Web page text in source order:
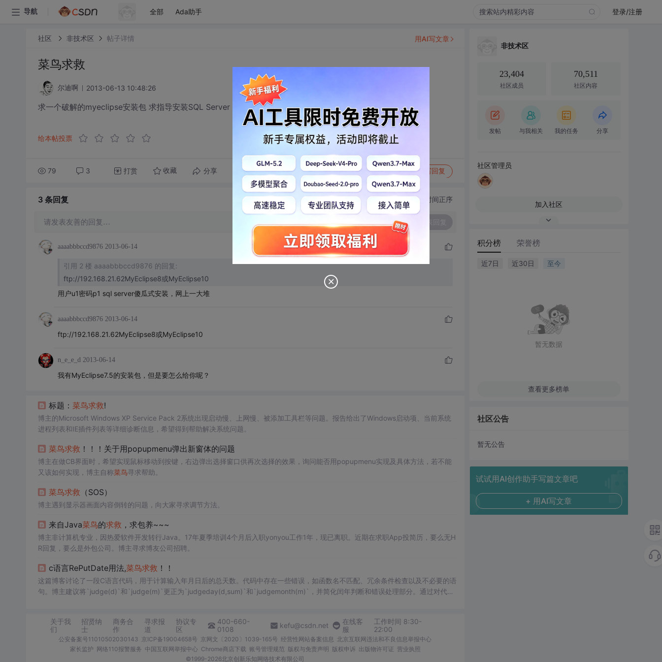
导航 全部 Ada助手 登录/注册
社区 非技术区 帖子详情
菜鸟求救
尔迪啊 2013-06-13 10:48:26
求一个破解的myeclipse安装包 求指导安装SQL Server 数据库
给本帖投票
79 3 打赏 收藏 分享 转发到动态 举报 写回复
用AI写文章
3 条回复 切换为时间正序
请发表友善的回复…
aaaabbbccd9876 2013-06-14
引用 2 楼 aaaabbbccd9876 的回复:
ftp://192.168.21.62MyEclipse8或MyEclipse10
用户u1密码p1 sql server傻瓜式安装，网上一大堆
aaaabbbccd9876 2013-06-14
ftp://192.168.21.62MyEclipse8或MyEclipse10
n_e_e_d 2013-06-14
我有MyEclipse7.5的安装包，但是要怎么给你呢？
标题： 菜鸟求救!
博主的Microsoft Windows XP Service Pack 2系统出现启动慢、上网慢、被添加工具栏等问题。报告给出了Windows启动项、当前系统
进程列表和IE插件列表等详细诊断信息，希望得到帮助解决系统问题。
菜鸟求救 ！！！关于用popupmenu弹出新窗体的问题
博主在做CB界面时，希望实现鼠标移动到按键，右边弹出选择窗口供再次选择的效果，询问能否用popupmenu实现及具体方法，若不能
又该如何实现，博主自称菜鸟寻求帮助。
菜鸟求救 （SOS）
博主遇到显示器画面内容倒转的问题，向大家寻求调节方法。
来自Java菜鸟的求救 ，求包养~~~
博主非计算机专业，因热爱软件开发转行Java。17年夏季培训4个月后入职yonyou工作1年，现已离职。近期在求职App投简历，要么无H
R回复，要么是外包公司。博主寻求博友公司招聘。
c语言RePutDate用法,菜鸟求救 ！！
这篇博客讨论了一段C语言代码，用于计算输入年月日后的总天数。代码中存在一些错误，如函数名不匹配、冗余条件检查以及不必要的语
句。博主建议将`judge(d)`和`judge(m)`更正为`judgeday(d,sum)`和`judgemonth(m)`，并简化闰年判断和错误处理部分。通过对代码
关于我
们
招贤纳
士
商务合
作
寻求报
道
协议专
区
400-660-
0108
kefu@csdn.net
在线客
服
工作时间 8:30-
22:00
公安备案号11010502030143 京ICP备19004658号 京网文〔2020〕1039-165号 经营性网站备案信息 北京互联网违法和不良信息举报中心
家长监护 网络110报警服务 中国互联网举报中心 Chrome商店下载 账号管理规范 版权与免责声明 版权申诉 出版物许可证 营业执照
©1999-2026北京创新乐知网络技术有限公司
非技术区
23,404
社区成员
70,511
社区内容
发帖 与我相关 我的任务 分享
社区管理员
加入社区
积分榜 荣誉榜
近7日 近30日 至今
暂无数据
查看更多榜单
社区公告
暂无公告
试试用AI创作助手写篇文章吧
+ 用AI写文章